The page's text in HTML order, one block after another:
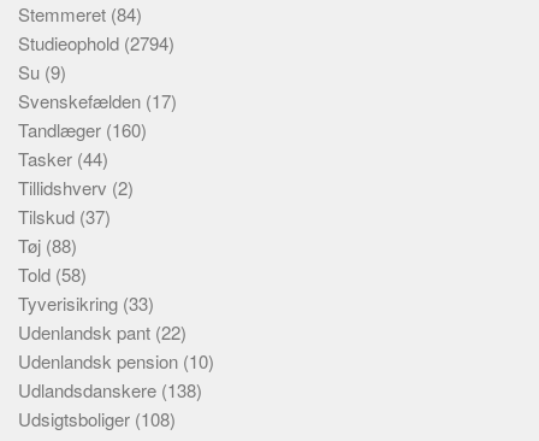
Stemmeret (84)
Studieophold (2794)
Su (9)
Svenskefælden (17)
Tandlæger (160)
Tasker (44)
Tillidshverv (2)
Tilskud (37)
Tøj (88)
Told (58)
Tyverisikring (33)
Udenlandsk pant (22)
Udenlandsk pension (10)
Udlandsdanskere (138)
Udsigtsboliger (108)